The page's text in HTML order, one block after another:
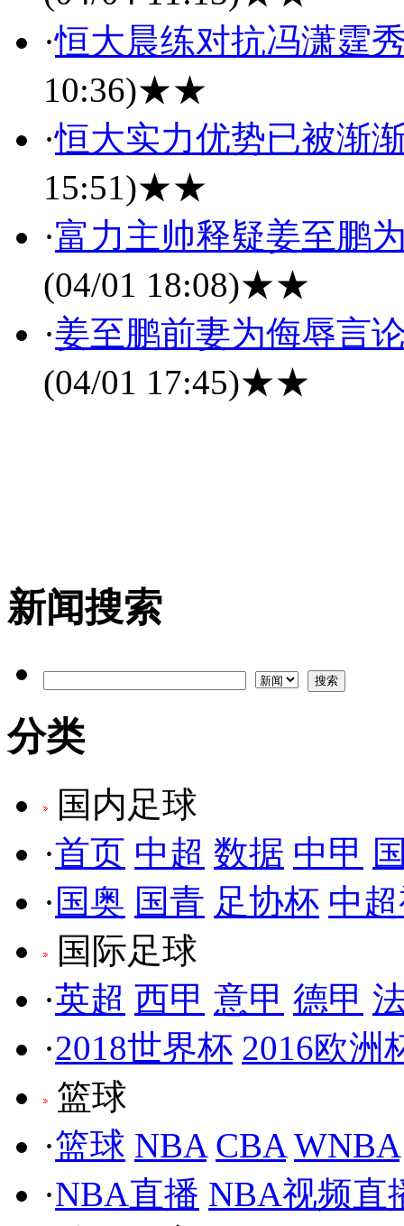
·恒大晨练对抗冯潇霆
10:36)★★
·恒大实力优势已被渐
15:51)★★
·富力主帅释疑姜至鹏
(04/01 18:08)★★
·姜至鹏前妻为侮辱言
(04/01 17:45)★★
新闻搜索
分类
国内足球
·首页 中超 数据 中甲
· 国奥 国青 足协杯 中
国际足球
·英超 西甲 意甲 德甲
·2018世界杯 2016欧洲
篮球
·篮球 NBA CBA WNBA
·NBA直播 NBA视频直